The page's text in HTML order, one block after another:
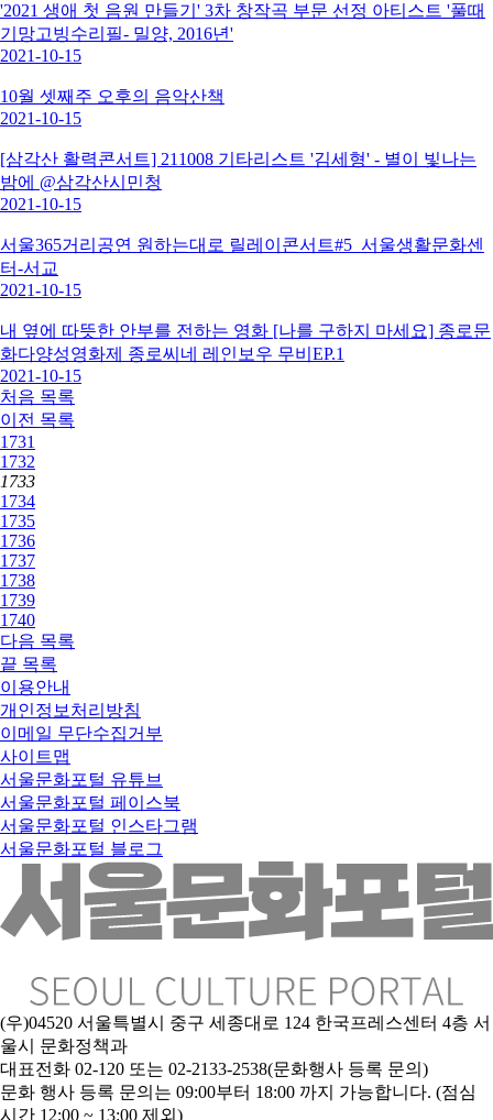
'2021 생애 첫 음원 만들기' 3차 창작곡 부문 선정 아티스트 '풀때
기망고빙수리필- 밀양, 2016년'
2021-10-15
10월 셋째주 오후의 음악산책
2021-10-15
[삼각산 활력콘서트] 211008 기타리스트 '김세형' - 별이 빛나는
밤에 @삼각산시민청
2021-10-15
서울365거리공연 원하는대로 릴레이콘서트#5_서울생활문화센
터-서교
2021-10-15
내 옆에 따뜻한 안부를 전하는 영화 [나를 구하지 마세요] 종로문
화다양성영화제 종로씨네 레인보우 무비EP.1
2021-10-15
처음 목록
이전 목록
1731
1732
1733
1734
1735
1736
1737
1738
1739
1740
다음 목록
끝 목록
이용안내
개인정보처리방침
이메일 무단수집거부
사이트맵
서울문화포털 유튜브
서울문화포털 페이스북
서울문화포털 인스타그램
서울문화포털 블로그
(우)04520 서울특별시 중구 세종대로 124 한국프레스센터 4층 서
울시 문화정책과
대표전화 02-120 또는 02-2133-2538(문화행사 등록 문의)
문화 행사 등록 문의는 09:00부터 18:00 까지 가능합니다. (점심
시간 12:00 ~ 13:00 제외)